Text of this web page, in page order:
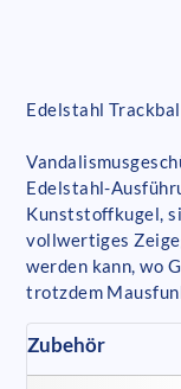
Edelstahl
Edelstahl-
Kunststoffkugel,
vollwertiges
werden kann, wo
trotzdem
Zubehör